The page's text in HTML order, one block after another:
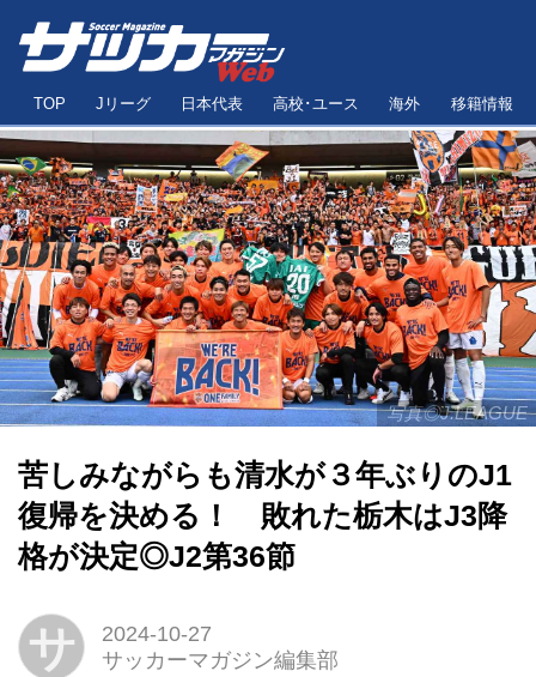
TOP Jリーグ 日本代表 高校･ユース 海外 移籍情報
写真◎J.LEAGUE
苦しみながらも清水が３年ぶりのJ1
復帰を決める！ 敗れた栃木はJ3降
格が決定◎J2第36節
サ
2024-10-27
サッカーマガジン編集部